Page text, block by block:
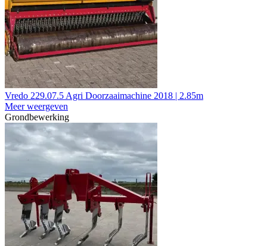
Vredo 229.07.5 Agri Doorzaaimachine 2018 | 2.85m
Meer weergeven
Grondbewerking